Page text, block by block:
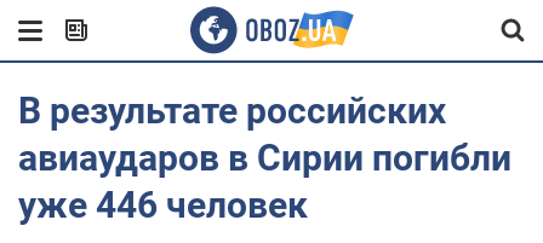
В результате российских
авиаударов в Сирии погибли
уже 446 человек